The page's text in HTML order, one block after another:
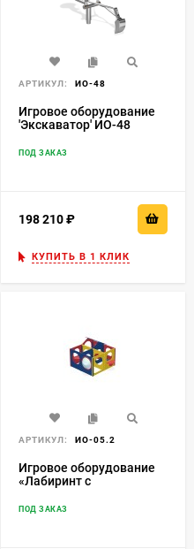
АРТИКУЛ: ИО-48
Игровое оборудование
'Экскаватор' ИО-48
ПОД ЗАКАЗ
198 210
КУПИТЬ В 1 КЛИК
АРТИКУЛ: ИО-05.2
Игровое оборудование
«Лабиринт с
секции ИО-05.2
ПОД ЗАКАЗ